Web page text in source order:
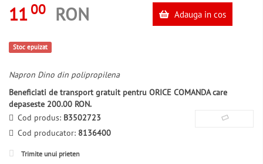
11 00 RON Adauga in cos
Stoc epuizat
Napron Dino din polipropilena
Beneficiati de transport gratuit pentru ORICE COMANDA care
depaseste 200.00 RON.
Cod produs: B3502723
Cod producator: 8136400
Trimite unui prieten